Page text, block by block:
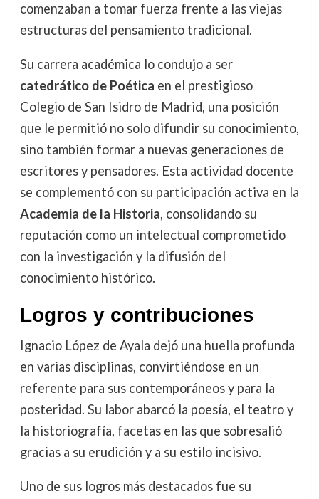
comenzaban a tomar fuerza frente a las viejas
estructuras del pensamiento tradicional.
Su carrera académica lo condujo a ser
catedrático de Poética en el prestigioso
Colegio de San Isidro de Madrid, una posición
que le permitió no solo difundir su conocimiento,
sino también formar a nuevas generaciones de
escritores y pensadores. Esta actividad docente
se complementó con su participación activa en la
Academia de la Historia, consolidando su
reputación como un intelectual comprometido
con la investigación y la difusión del
conocimiento histórico.
Logros y contribuciones
Ignacio López de Ayala dejó una huella profunda
en varias disciplinas, convirtiéndose en un
referente para sus contemporáneos y para la
posteridad. Su labor abarcó la poesía, el teatro y
la historiografía, facetas en las que sobresalió
gracias a su erudición y a su estilo incisivo.
Uno de sus logros más destacados fue su